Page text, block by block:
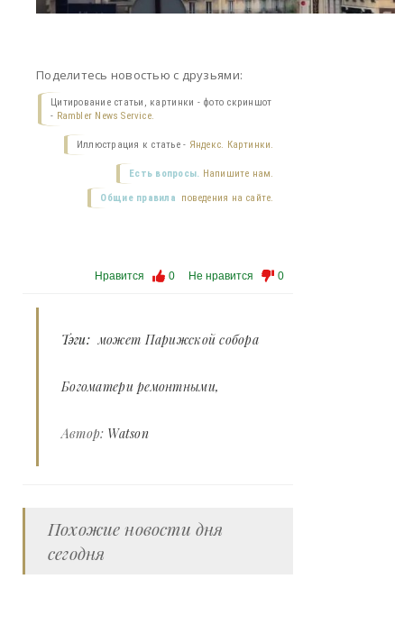
Поделитесь новостью с друзьями:
Цитирование статьи, картинки - фото скриншот
- Rambler News Service.
Иллюстрация к статье - Яндекс. Картинки.
Есть вопросы. Напишите нам.
Общие правила поведения на сайте.
Нравится 0 Не нравится 0
Тэги: может Парижской собора
Богоматери ремонтными
Автор: Watson
Похожие новости дня
сегодня